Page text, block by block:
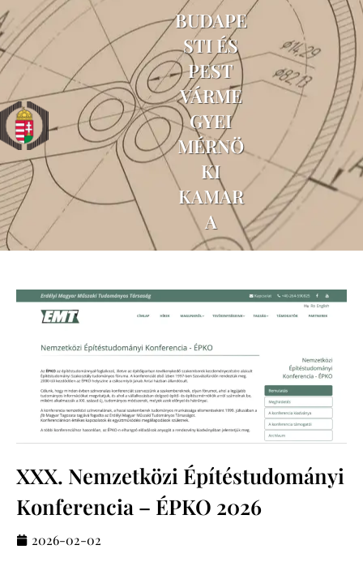
BUDAPE
STI ÉS
PEST
VÁRME
GYEI
MÉRNÖ
KI
KAMAR
A
XXX. Nemzetközi Építéstudományi
Konferencia – ÉPKO 2026
2026-02-02